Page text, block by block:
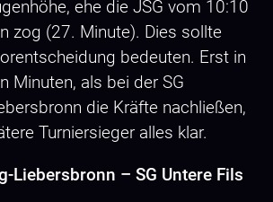
ehe die JSG vom 10:10
zog (27. Minute). Dies sollte
bedeuten. Erst in
Minuten, als bei der SG
die Kräfte nachließen,
Turniersieger alles klar.
Liebersbronn – SG Untere Fils